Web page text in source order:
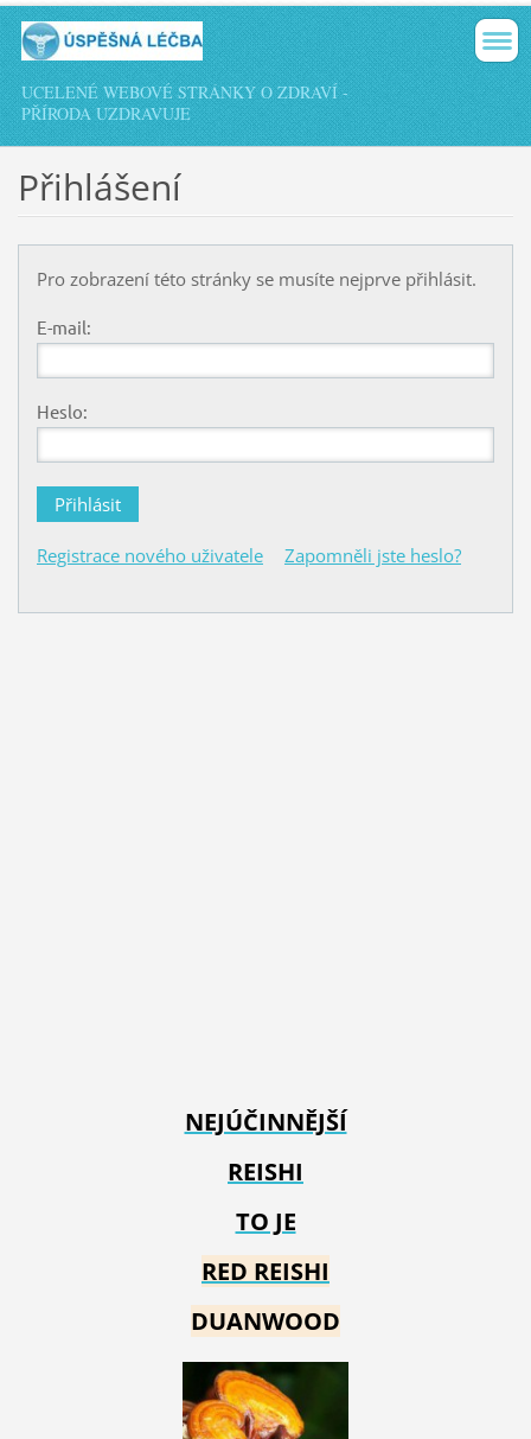
UCELENÉ WEBOVÉ STRÁNKY O ZDRAVÍ -
PŘÍRODA UZDRAVUJE
Přihlášení
Pro zobrazení této stránky se musíte nejprve přihlásit.
E-mail:
Heslo:
Registrace nového uživatele Zapomněli jste heslo?
NEJÚČINNĚJŠÍ
REISHI
TO JE
RED REISHI
DUANWOOD